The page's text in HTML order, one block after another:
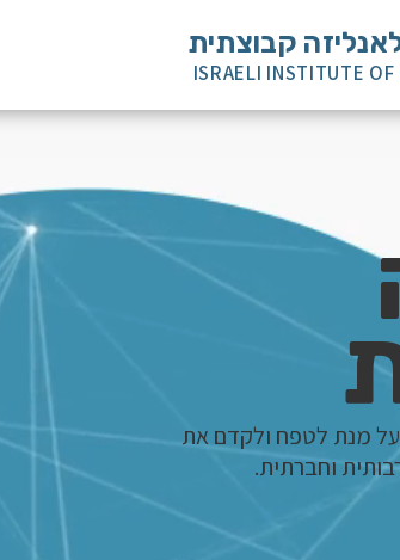
קבוצתית
ISRAELI INSTITUTE OF
על מנת לטפח ולקדם את
וחברתית.